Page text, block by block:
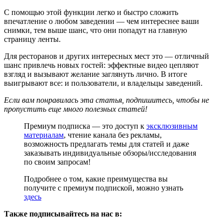
С помощью этой функции легко и быстро сложить
впечатление о любом заведении — чем интереснее ваши
снимки, тем выше шанс, что они попадут на главную
страницу ленты.
Для ресторанов и других интересных мест это — отличный
шанс привлечь новых гостей: эффектные видео цепляют
взгляд и вызывают желание заглянуть лично. В итоге
выигрывают все: и пользователи, и владельцы заведений.
Если вам понравилась эта статья, подпишитесь, чтобы не
пропустить еще много полезных статей!
Премиум подписка — это доступ к эксклюзивным
материалам, чтение канала без рекламы,
возможность предлагать темы для статей и даже
заказывать индивидуальные обзоры/исследования
по своим запросам!
Подробнее о том, какие преимущества вы
получите с премиум подпиской, можно узнать
здесь
Также подписывайтесь на нас в: